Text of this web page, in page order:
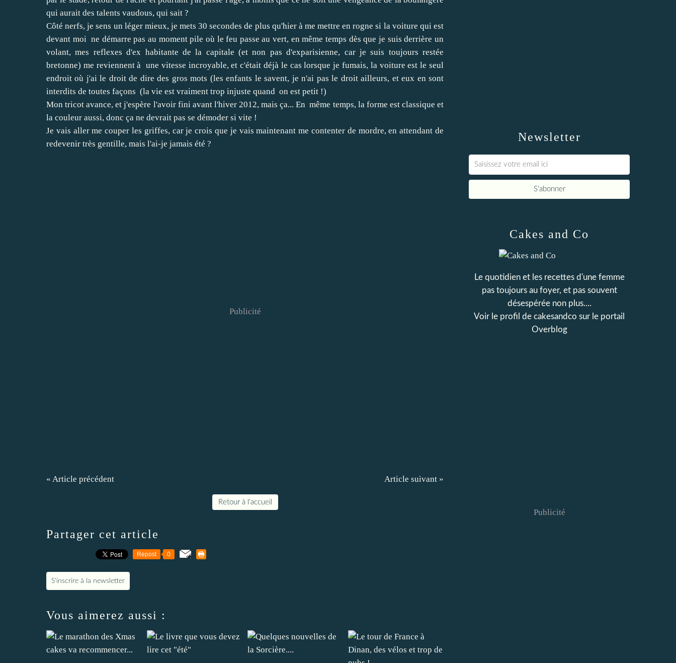
qui aurait des talents vaudous, qui sait ?
Côté nerfs, je sens un léger mieux, je mets 30 secondes de plus qu'hier à me mettre en rogne si la voiture qui est
devant moi ne démarre pas au moment pile où le feu passe au vert, en même temps dès que je suis derrière un
volant, mes reflexes d'ex habitante de la capitale (et non pas d'exparisienne, car je suis toujours restée
bretonne) me reviennent à une vitesse incroyable, et c'était déjà le cas lorsque je fumais, la voiture est le seul
endroit où j'ai le droit de dire des gros mots (les enfants le savent, je n'ai pas le droit ailleurs, et eux en sont
interdits de toutes façons (la vie est vraiment trop injuste quand on est petit !)
Mon tricot avance, et j'espère l'avoir fini avant l'hiver 2012, mais ça... En même temps, la forme est classique et
la couleur aussi, donc ça ne devrait pas se démoder si vite !
Je vais aller me couper les griffes, car je crois que je vais maintenant me contenter de mordre, en attendant de
redevenir très gentille, mais l'ai-je jamais été ?
Publicité
« Article précédent Article suivant »
Retour à l'accueil
Partager cet article
Repost 0
S'inscrire à la newsletter
Vous aimerez aussi :
Newsletter
Cakes and Co
Le quotidien et les recettes d'une femme
pas toujours au foyer, et pas souvent
désespérée non plus....
Voir le profil de cakesandco sur le portail
Overblog
Publicité